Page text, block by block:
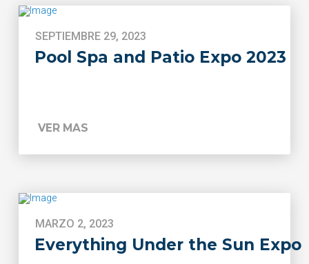
SEPTIEMBRE 29, 2023
Pool Spa and Patio Expo 2023
VER MAS
MARZO 2, 2023
Everything Under the Sun Expo